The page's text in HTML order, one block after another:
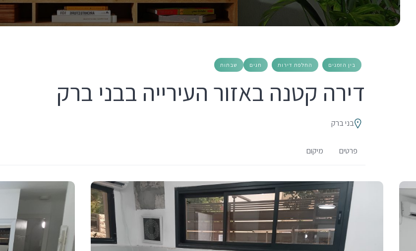
בין הזמנים החלפת דירות חגים שבתות
דירה קטנה באזור העירייה בבני ברק
בני ברק
פרטים מיקום